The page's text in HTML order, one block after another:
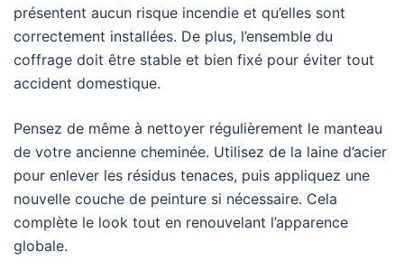
présentent aucun risque incendie et qu’elles sont
correctement installées. De plus, l’ensemble du
coffrage doit être stable et bien fixé pour éviter tout
accident domestique.
Pensez de même à nettoyer régulièrement le manteau
de votre ancienne cheminée. Utilisez de la laine d’acier
pour enlever les résidus tenaces, puis appliquez une
nouvelle couche de peinture si nécessaire. Cela
complète le look tout en renouvelant l’apparence
globale.